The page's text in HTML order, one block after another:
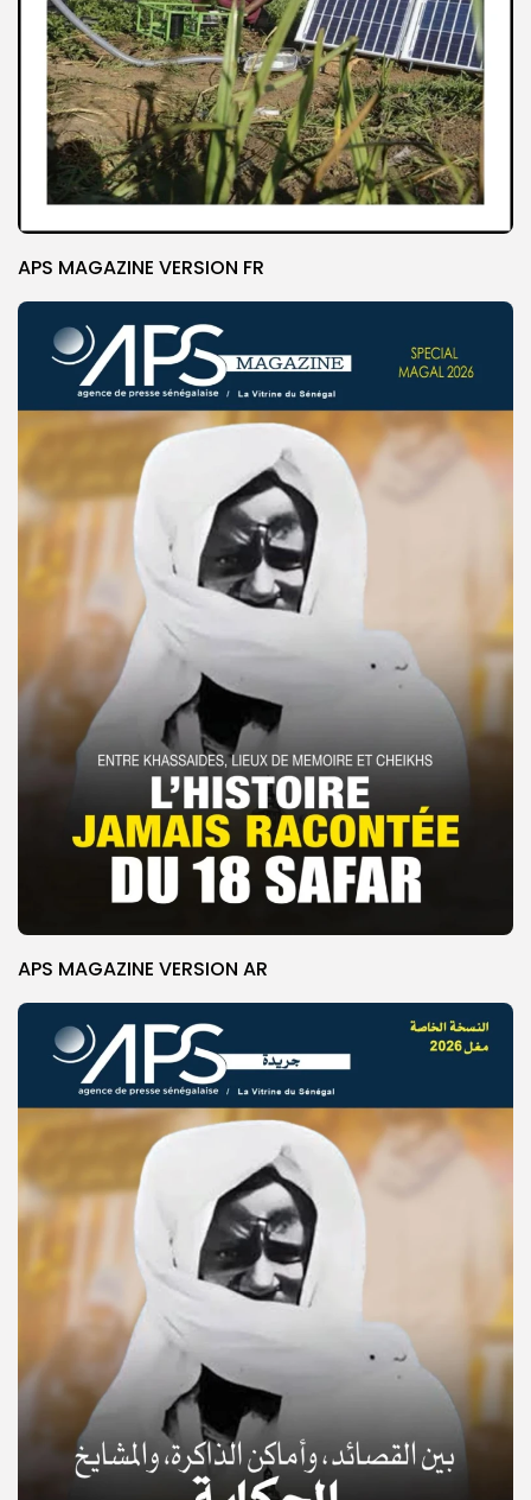
© Copyright 2025, APS
APS MAGAZINE VERSION FR
APS MAGAZINE VERSION AR